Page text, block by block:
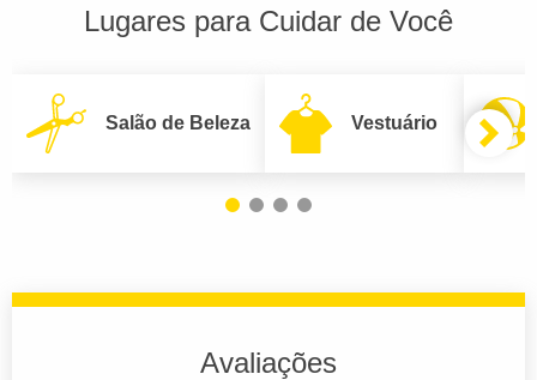
Lugares para Cuidar de Você
Salão de Beleza Vestuário
Avaliações